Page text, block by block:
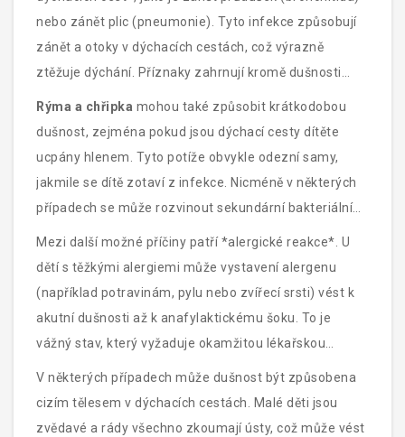
prach nebo pyl, ale může být také vyvoláno fyzickou
námahou nebo infekcí dýchacích cest.
nebo zánět plic (pneumonie). Tyto infekce způsobují
zánět a otoky v dýchacích cestách, což výrazně
ztěžuje dýchání. Příznaky zahrnují kromě dušnosti
také kašel, horečku a bolest na hrudi.
Rýma a chřipka mohou také způsobit krátkodobou
dušnost, zejména pokud jsou dýchací cesty dítěte
ucpány hlenem. Tyto potíže obvykle odezní samy,
jakmile se dítě zotaví z infekce. Nicméně v některých
případech se může rozvinout sekundární bakteriální
infekce, která vyžaduje antibiotika.
Mezi další možné příčiny patří *alergické reakce*. U
dětí s těžkými alergiemi může vystavení alergenu
(například potravinám, pylu nebo zvířecí srsti) vést k
akutní dušnosti až k anafylaktickému šoku. To je
vážný stav, který vyžaduje okamžitou lékařskou
pomoc. Rodiče dětí s alergiemi by měli mít vždy u sebe
předepsaný autoinjektor s adrenalinem.
V některých případech může dušnost být způsobena
cizím tělesem v dýchacích cestách. Malé děti jsou
zvědavé a rády všechno zkoumají ústy, což může vést